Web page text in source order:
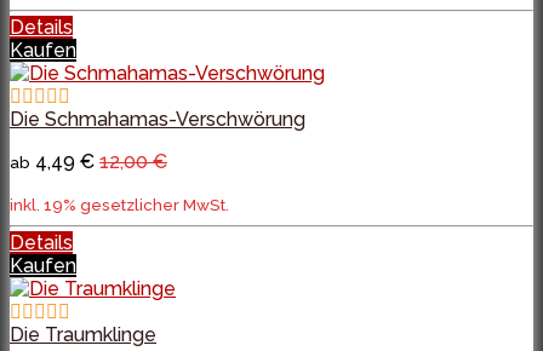
Details
Kaufen
Die Schmahamas-Verschwörung
ab 4,49 € 12,00 €
inkl. 19% gesetzlicher MwSt.
Details
Kaufen
Die Traumklinge